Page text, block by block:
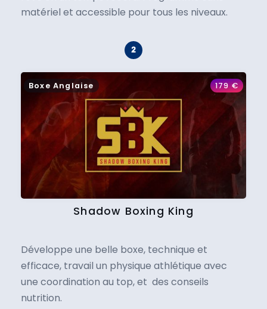
matériel et accessible pour tous les niveaux.
Boxe Anglaise 179€
Shadow Boxing King
Développe une belle boxe, technique et
efficace, travail un physique athlétique avec
une coordination au top, et des conseils
nutrition.